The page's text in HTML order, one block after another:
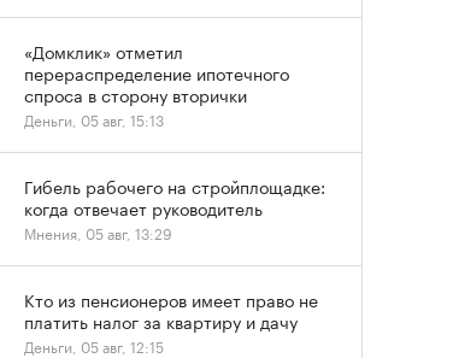
«Домклик» отметил
перераспределение ипотечного
спроса в сторону вторички
Деньги, 05 авг, 15:13
Гибель рабочего на стройплощадке:
когда отвечает руководитель
Мнения, 05 авг, 13:29
Кто из пенсионеров имеет право не
платить налог за квартиру и дачу
Деньги, 05 авг, 12:15